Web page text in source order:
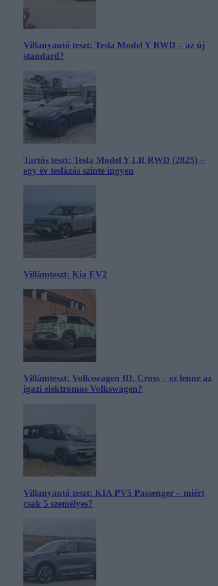
Villanyautó teszt: Tesla Model Y RWD – az új
standard?
Tartós teszt: Tesla Model Y LR RWD (2025) –
egy év teslázás szinte ingyen
Villámteszt: Kia EV2
Villámteszt: Volkswagen ID. Cross – ez lenne az
igazi elektromos Volkswagen?
Villanyautó teszt: KIA PV5 Passenger – miért
csak 5 személyes?